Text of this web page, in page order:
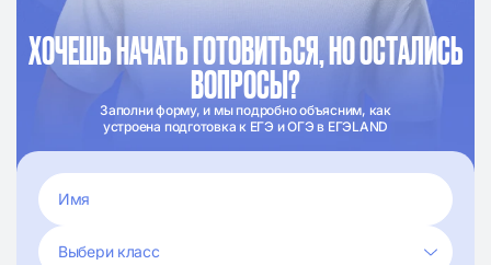
ХОЧЕШЬ НАЧАТЬ ГОТОВИТЬСЯ, НО ОСТАЛИСЬ
ВОПРОСЫ?
Заполни форму, и мы подробно объясним, как
устроена подготовка к ЕГЭ и ОГЭ в ЕГЭLAND